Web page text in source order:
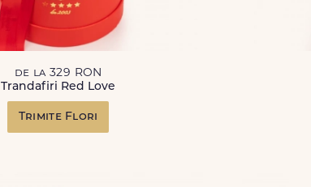
de la 329 RON
Trandafiri Red Love
Trimite Flori